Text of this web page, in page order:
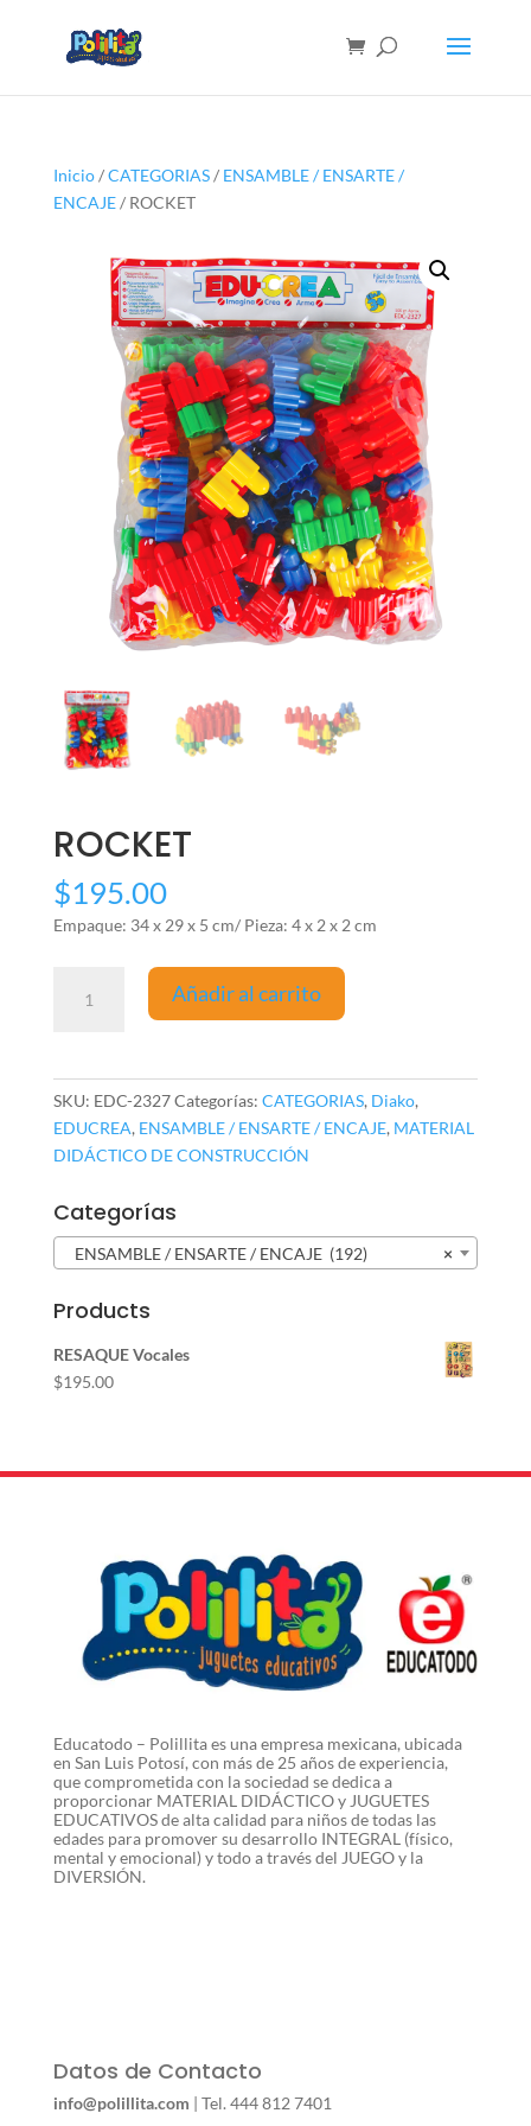
Inicio/CATEGORIAS/ ENSAMBLE / ENSARTE /
ENCAJE/ ROCKET
ROCKET
$195.00
Empaque: 34 x 29 x 5 cm/ Pieza: 4 x 2 x 2 cm
cantidad
Añadir al carrito
SKU: EDC-2327Categorías: CATEGORIAS, Diako,
EDUCREA, ENSAMBLE / ENSARTE / ENCAJE, MATERIAL
DIDÁCTICO DE CONSTRUCCIÓN
Categorías
×
ENSAMBLE / ENSARTE / ENCAJE (192)
Products
RESAQUE Vocales
$195.00
Educatodo – Polillita es una empresa mexicana, ubicada
en San Luis Potosí, con más de 25 años de experiencia,
que comprometida con la sociedad se dedica a
proporcionar MATERIAL DIDÁCTICO y JUGUETES
EDUCATIVOS de alta calidad para niños de todas las
edades para promover su desarrollo INTEGRAL (físico,
mental y emocional) y todo a través del JUEGO y la
DIVERSIÓN.
Datos de Contacto
info@polillita.com | Tel. 444 812 7401